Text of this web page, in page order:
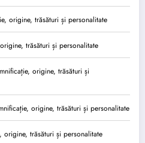
origine, trăsături și personalitate
trăsături și personalitate
origine, trăsături și
origine, trăsături și personalitate
origine, trăsături și personalitate